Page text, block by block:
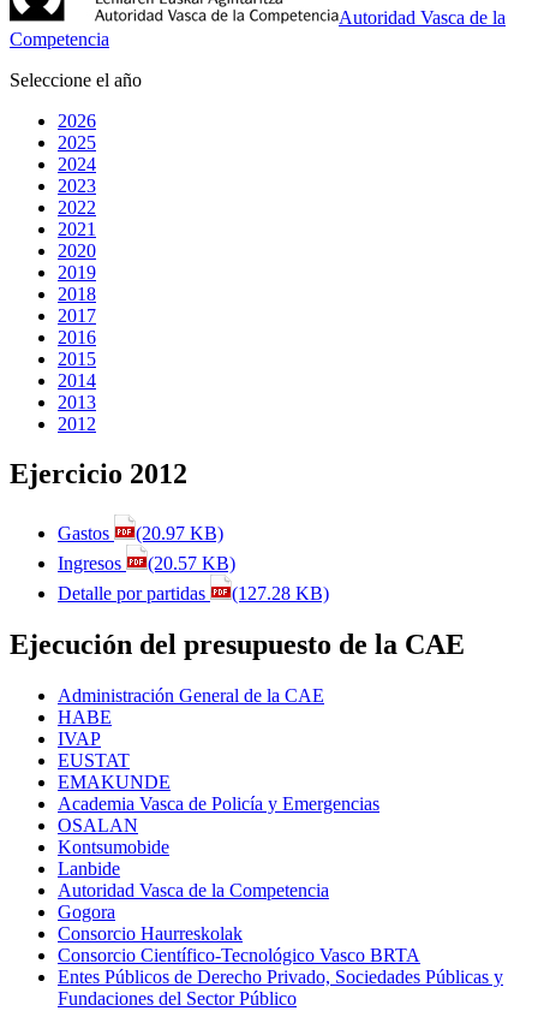
Autoridad Vasca de la
Competencia
Seleccione el año
2026
2025
2024
2023
2022
2021
2020
2019
2018
2017
2016
2015
2014
2013
2012
Ejercicio 2012
Gastos
(20.97 KB)
Ingresos
(20.57 KB)
Detalle por partidas
(127.28 KB)
Ejecución del presupuesto de la CAE
Administración General de la CAE
HABE
IVAP
EUSTAT
EMAKUNDE
Academia Vasca de Policía y Emergencias
OSALAN
Kontsumobide
Lanbide
Autoridad Vasca de la Competencia
Gogora
Consorcio Haurreskolak
Consorcio Científico-Tecnológico Vasco BRTA
Entes Públicos de Derecho Privado, Sociedades Públicas y
Fundaciones del Sector Público